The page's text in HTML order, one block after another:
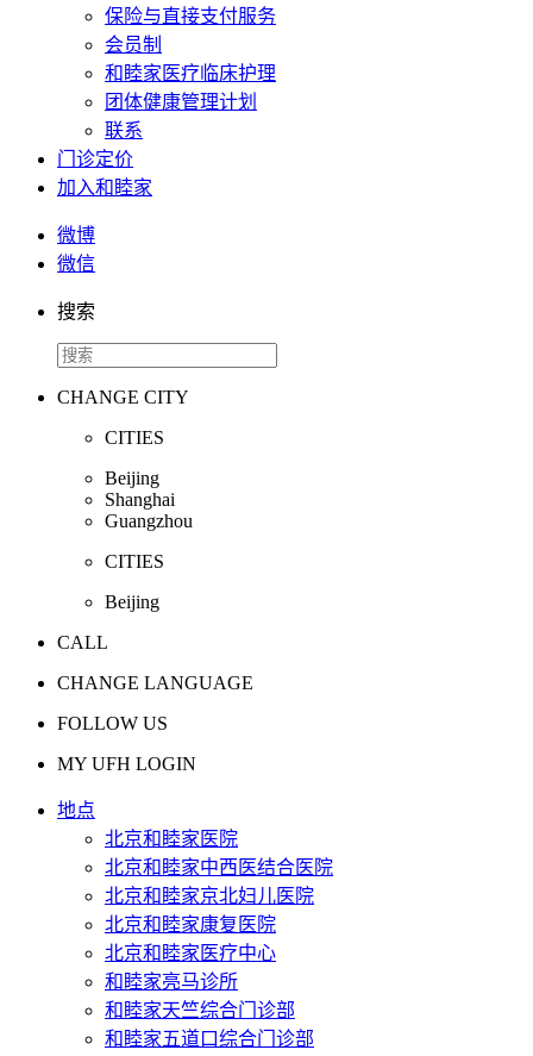
保险与直接支付服务
会员制
和睦家医疗临床护理
团体健康管理计划
联系
门诊定价
加入和睦家
微博
微信
搜索
CHANGE CITY
CITIES
Beijing
Shanghai
Guangzhou
CITIES
Beijing
CALL
CHANGE LANGUAGE
FOLLOW US
MY UFH LOGIN
地点
北京和睦家医院
北京和睦家中西医结合医院
北京和睦家京北妇儿医院
北京和睦家康复医院
北京和睦家医疗中心
和睦家亮马诊所
和睦家天竺综合门诊部
和睦家五道口综合门诊部